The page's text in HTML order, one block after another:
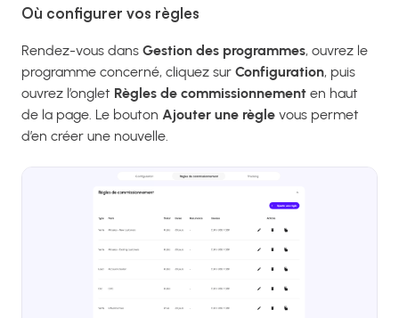
Où configurer vos règles
Rendez-vous dans Gestion des programmes, ouvrez le
programme concerné, cliquez sur Configuration, puis
ouvrez l’onglet Règles de commissionnement en haut
de la page. Le bouton Ajouter une règle vous permet
d’en créer une nouvelle.